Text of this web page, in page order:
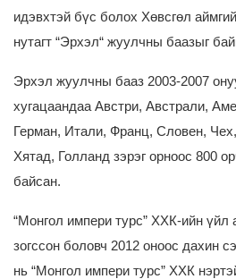
идэвхтэй бүс болох Хөвсгөл
нутагт “Эрхэл“ жуулчны баазыг
Эрхэл жуулчны бааз 2003-2007
хугацаандаа Австри, Австрали,
Герман, Итали, Франц, Словен,
Хятад, Голланд зэрэг орноос 800
байсан.
“Монгол импери турс” ХХК-ийн үйл
зогссон боловч 2012 оноос дахин
нь “Монгол импери турс” ХХК